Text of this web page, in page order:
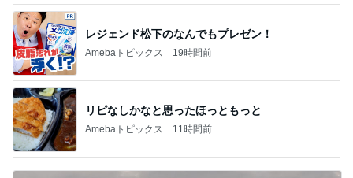
レジェンド松下のなんでもプレゼン！
Amebaトピックス 19時間前
リピなしかなと思ったほっともっと
Amebaトピックス 11時間前